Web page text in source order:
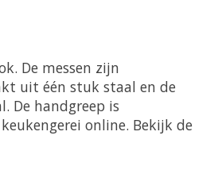
De messen zijn
uit één stuk staal en de
De handgreep is
online. Bekijk de